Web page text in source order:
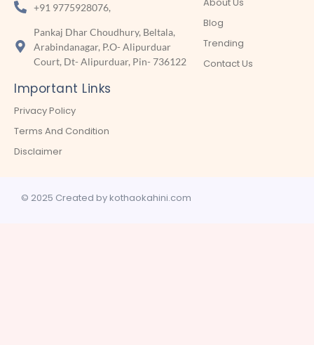
+91 9775928076,
Pankaj Dhar Choudhury, Beltala,
Arabindanagar, P.O- Alipurduar
Court, Dt- Alipurduar, Pin- 736122
Blog
Trending
Contact Us
Important Links
Privacy Policy
Terms And Condition
Disclaimer
© 2025 Created by kothaokahini.com